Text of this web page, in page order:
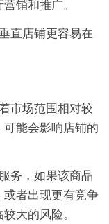
销和推广。
直店铺更容易在
市场范围相对较
能会影响店铺的
务，如果该商品
者出现更有竞争
大的风险。